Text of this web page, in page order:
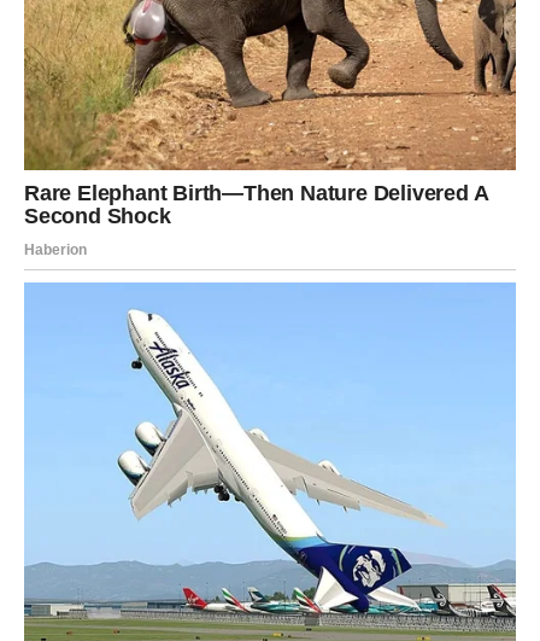
ovaj utorak promijenio tok vašeg života.
Poruka zvijezda
Ne potcjenjujte nijedan trenutak – velike promjene često
počinju sasvim tiho.
važne razgovore, neočekivane prilike i događaje koji bi
čini. Nekima slijedi poslovni napredak, nekima emotivna
jasnoća, a pojedini će napraviti prvi korak prema velikoj
životnoj promjeni.
Zvijezde poručuju da neki dani djeluju sasvim obični dok
ih živimo, ali se kasnije pokažu kao oni koji su promijenili
sve. Upravo ovaj utorak mogao bi biti jedan od njih.